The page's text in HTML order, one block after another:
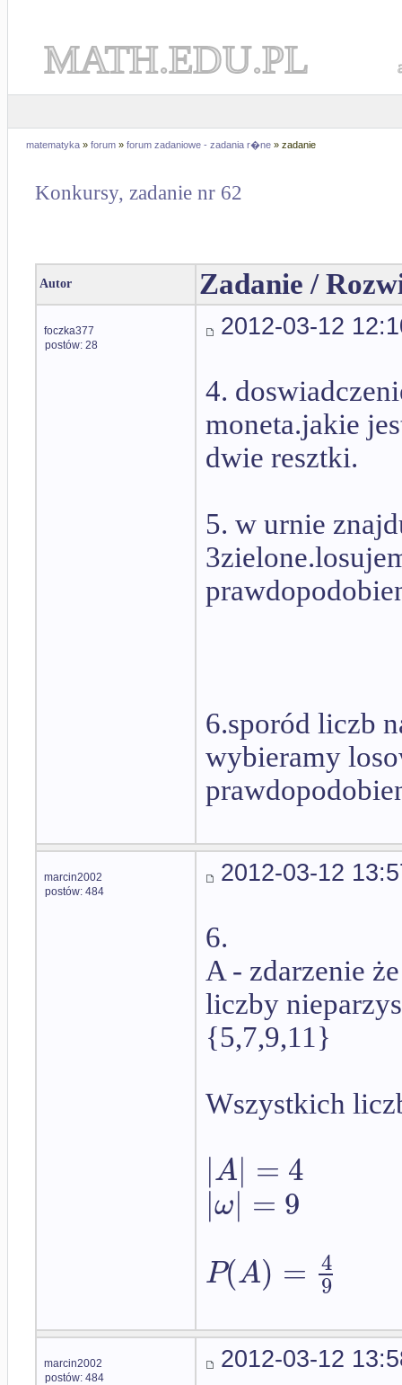
MATH.EDU.PL
matematyka » forum » forum zadaniowe - zadania r�ne » zadanie
Konkursy, zadanie nr 62
Autor Zadanie /
foczka377
postów: 28
2012-03-12
4.
moneta.jakie
dwie resztki.
5. w urnie
6.sporód liczb
wybieramy
marcin2002
postów: 484
2012-03-12
6.
A - zdarzenie
liczby
{5,7,9,11}
Wszystkich
|A| = 4
|ω| = 9
P(A) = 4
9
marcin2002
postów: 484
2012-03-12